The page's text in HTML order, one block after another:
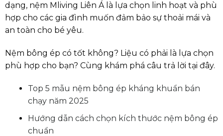
dạng, nệm Mliving Liên Á là lựa chọn linh hoạt và phù
hợp cho các gia đình muốn đảm bảo sự thoải mái và
an toàn cho bé yêu.
Nệm bông ép có tốt không? Liệu có phải là lựa chọn
phù hợp cho bạn? Cùng khám phá câu trả lời tại đây.
Top 5 mẫu nệm bông ép kháng khuẩn bán
chạy năm 2025
Hướng dẫn cách chọn kích thước nệm bông ép
chuẩn